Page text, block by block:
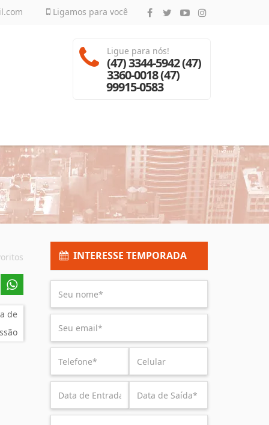
Ligamos para você
Ligue para nós!
(47) 3344-5942 (47)
3360-0018 (47)
99915-0583
de
INTERESSE TEMPORADA